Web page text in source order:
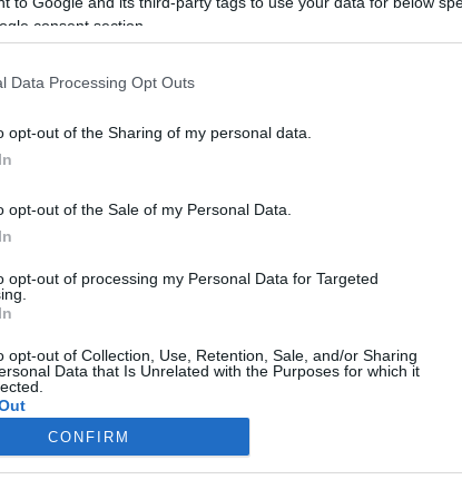
consent section.
Data Processing Opt Outs
opt-out of the Sharing of my personal data.
opt-out of the Sale of my Personal Data.
opt-out of processing my Personal Data for Targeted
opt-out of Collection, Use, Retention, Sale, and/or Sharing
Data that Is Unrelated with the Purposes for which it
CONFIRM
Euro – Jornada 1: los puntos de los partidos del
junio 2024 Por Jesus Gallo |
y Turquía se impusieron en el Grupo F a Chequia y
en comunio.com.
en la Euro 2024: ¿Cuál será su once titular?
jugará en el grupo F de la Euro 2024 con Portugal,
y Turquía. ¿Cuál será su equipo titular? A continuación
su plantilla y futbolistas más recomendables para